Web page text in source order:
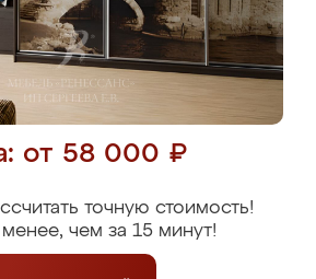
от 58 000 ₽
точную стоимость!
чем за 15 минут!